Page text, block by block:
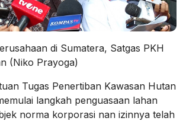
di Sumatera, Satgas PKH
(Niko Prayoga)
Tugas Penertiban Kawasan Hutan
langkah penguasaan lahan
norma korporasi nan izinnya telah